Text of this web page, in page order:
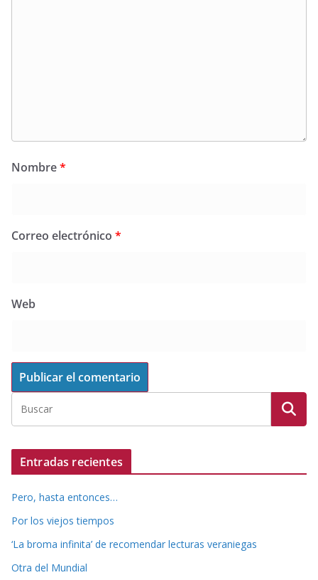
Nombre*
Correo electrónico *
Web
Entradas recientes
Pero, hasta entonces…
Por los viejos tiempos
‘La broma infinita’ de recomendar lecturas veraniegas
Otra del Mundial